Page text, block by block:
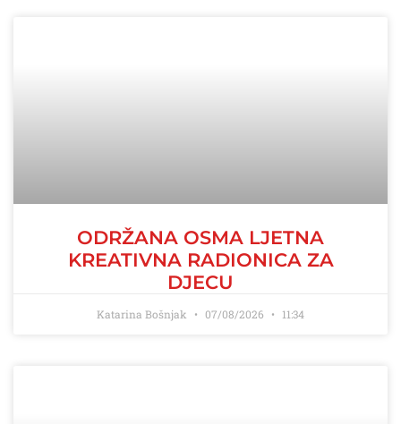
ODRŽANA OSMA LJETNA
KREATIVNA RADIONICA ZA
DJECU
Katarina Bošnjak 07/08/2026 11:34